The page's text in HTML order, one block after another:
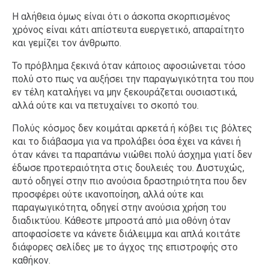
Η αλήθεια όμως είναι ότι ο άσκοπα σκορπισμένος
χρόνος είναι κάτι απίστευτα ευεργετικό, απαραίτητο
και γεμίζει τον άνθρωπο.
Το πρόβλημα ξεκινά όταν κάποιος αφοσιώνεται τόσο
πολύ στο πως να αυξήσει την παραγωγικότητα του που
εν τέλη καταλήγει να μην ξεκουράζεται ουσιαστικά,
αλλά ούτε και να πετυχαίνει το σκοπό του.
Πολύς κόσμος δεν κοιμάται αρκετά ή κόβει τις βόλτες
και το διάβασμα για να προλάβει όσα έχει να κάνει ή
όταν κάνει τα παραπάνω νιώθει πολύ άσχημα γιατί δεν
έδωσε προτεραιότητα στις δουλειές του. Δυστυχώς,
αυτό οδηγεί στην πιο ανούσια δραστηριότητα που δεν
προσφέρει ούτε ικανοποίηση, αλλά ούτε και
παραγωγικότητα, οδηγεί στην ανούσια χρήση του
διαδικτύου. Κάθεστε μπροστά από μια οθόνη όταν
αποφασίσετε να κάνετε διάλειμμα και απλά κοιτάτε
διάφορες σελίδες με το άγχος της επιστροφής στο
καθήκον.